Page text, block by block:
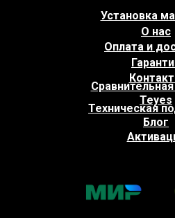
Установка
Teyes
Блог
Техническая
Оплата и
О нас